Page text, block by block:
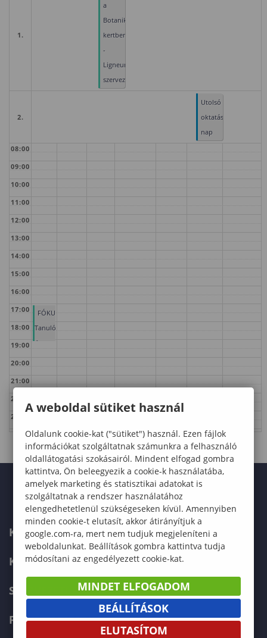
1.
a
Botanikus
kertben
-
Ligneum
szervezésében
2.
Utolsó
oktatási
nap
08:00
09:00
10:00
11:00
12:00
13:00
14:00
15:00
16:00
17:00
18:00
19:00
20:00
21:00
22:00
23:00
FÓKUSZ
Tanulóklub
4.
KAPCSOLAT
KÉPZÉSKERESŐ
SZERVEZETI FELÉPÍTÉS
FELVÉTELIZŐKNEK
A weboldal sütiket használ
Oldalunk cookie-kat ("sütiket") használ. Ezen fájlok
információkat szolgáltatnak számunkra a felhasználó
oldallátogatási szokásairól. Mindent elfogad gombra
kattintva, Ön beleegyezik a cookie-k használatába,
amelyek marketing és statisztikai adatokat is
szolgáltatnak a rendszer használatához
elengedhetetlenül szükségeseken kívül. Amennyiben
minden cookie-t elutasít, akkor átirányítjuk a
google.com-ra, mert nem tudjuk megjeleníteni a
weboldalunkat. Beállítások gombra kattintva tudja
módosítani az engedélyezett cookie-kat.
MINDET ELFOGADOM
BEÁLLÍTÁSOK
ELUTASÍTOM